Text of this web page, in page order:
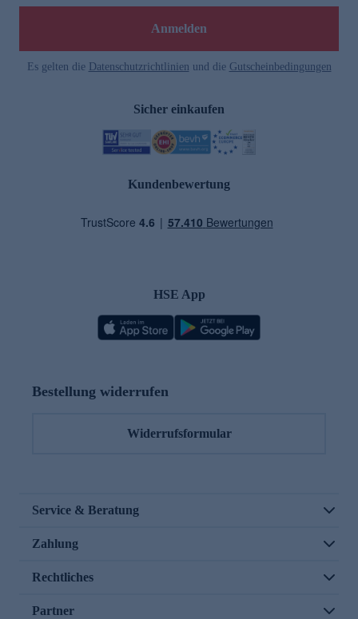
Anmelden
Es gelten die Datenschutzrichtlinien und die Gutscheinbedingungen
Sicher einkaufen
Kundenbewertung
HSE App
Bestellung widerrufen
Widerrufsformular
Service & Beratung
Zahlung
Rechtliches
Partner